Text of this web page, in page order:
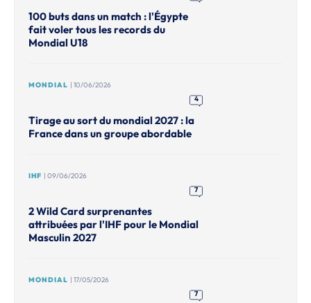
100 buts dans un match : l'Égypte
fait voler tous les records du
Mondial U18
MONDIAL | 10/06/2026
4
Tirage au sort du mondial 2027 : la
France dans un groupe abordable
IHF | 09/06/2026
7
2 Wild Card surprenantes
attribuées par l'IHF pour le Mondial
Masculin 2027
MONDIAL | 17/05/2026
7